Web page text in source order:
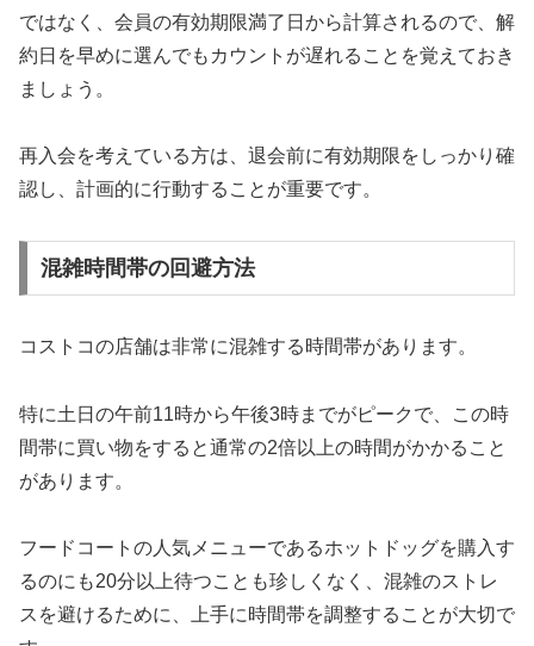
ではなく、会員の有効期限満了日から計算されるので、解
約日を早めに選んでもカウントが遅れることを覚えておき
ましょう。
再入会を考えている方は、退会前に有効期限をしっかり確
認し、計画的に行動することが重要です。
混雑時間帯の回避方法
コストコの店舗は非常に混雑する時間帯があります。
特に土日の午前11時から午後3時までがピークで、この時
間帯に買い物をすると通常の2倍以上の時間がかかること
があります。
フードコートの人気メニューであるホットドッグを購入す
るのにも20分以上待つことも珍しくなく、混雑のストレ
スを避けるために、上手に時間帯を調整することが大切で